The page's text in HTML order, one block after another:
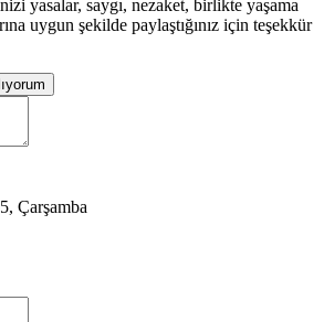
yasalar, saygı, nezaket, birlikte yaşama
uygun şekilde paylaştığınız için teşekkür
Çarşamba